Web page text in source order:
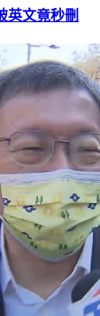
文竟秒刪